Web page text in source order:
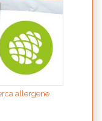
allergene